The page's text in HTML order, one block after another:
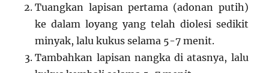
Tuangkan lapisan pertama (adonan putih)
ke dalam loyang yang telah diolesi sedikit
minyak, lalu kukus selama 5-7 menit.
Tambahkan lapisan nangka di atasnya, lalu